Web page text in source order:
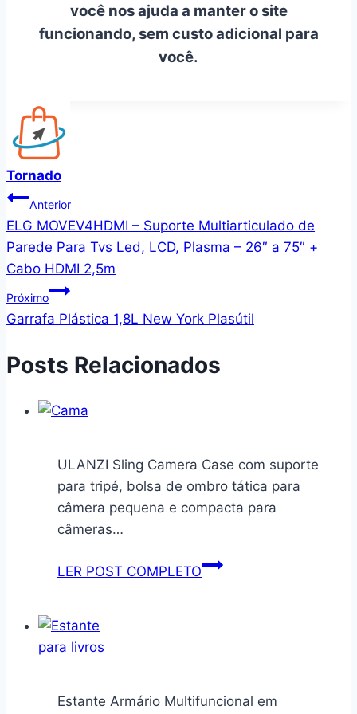
você nos ajuda a manter o site
funcionando, sem custo adicional para
você.
Tornado
Navegação
de
Post
Anterior
ELG MOVEV4HDMI – Suporte Multiarticulado de
Parede Para Tvs Led, LCD, Plasma – 26″ a 75″ +
Cabo HDMI 2,5m
Próximo
Garrafa Plástica 1,8L New York Plasútil
Posts Relacionados
ULANZI Sling Camera Case com suporte
para tripé, bolsa de ombro tática para
câmera pequena e compacta para
câmeras…
LER POST COMPLETOULANZI
para
Estante Armário Multifuncional em